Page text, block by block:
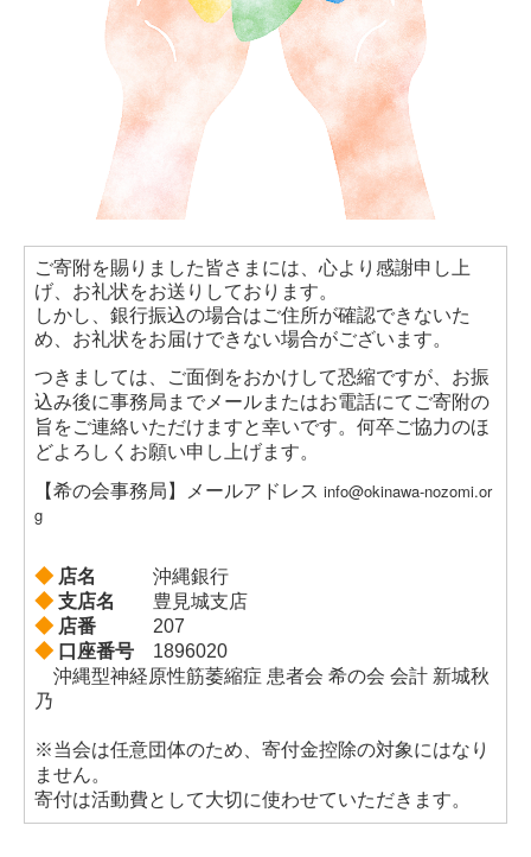
ご寄附を賜りました皆さまには、心より感謝申し上
げ、お礼状をお送りしております。
しかし、銀行振込の場合はご住所が確認できないた
め、お礼状をお届けできない場合がございます。
つきましては、ご面倒をおかけして恐縮ですが、お振
込み後に事務局までメールまたはお電話にてご寄附の
旨をご連絡いただけますと幸いです。 何卒ご協力のほ
どよろしくお願い申し上げます。
【希の会事務局】メールアドレス info@okinawa-nozomi.or
g
◆ 店名 沖縄銀行
◆ 支店名 豊見城支店
◆ 店番 207
◆ 口座番号 1896020
沖縄型神経原性筋萎縮症 患者会 希の会 会計 新城秋
乃
※当会は任意団体のため、寄付金控除の対象にはなり
ません。
寄付は活動費として大切に使わせていただきます。